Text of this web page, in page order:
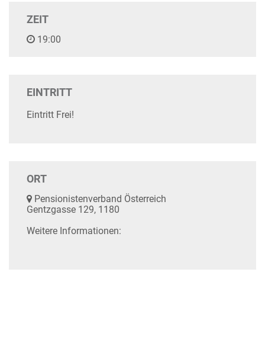
ZEIT
19:00
EINTRITT
Eintritt Frei!
ORT
Pensionistenverband Österreich
Gentzgasse 129, 1180
Weitere Informationen: